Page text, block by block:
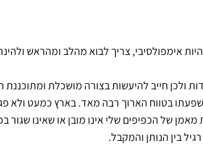
אימפולסיבי, צריך לבוא מהלב ומהראש
ולכן חייב להיעשות בצורה מושכלת ומתוכננת
בטווח הארוך רבה מאד. בארץ כמעט ולא
של הכפיפים שלי אינו מובן או שאינו שגור
בין הנותן והמקבל.